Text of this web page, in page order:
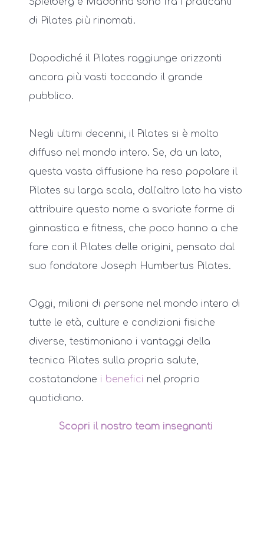
di Pilates più rinomati.
Dopodiché il Pilates raggiunge orizzonti
ancora più vasti toccando il grande
pubblico.
Negli ultimi decenni, il Pilates si è molto
diffuso nel mondo intero. Se, da un lato,
questa vasta diffusione ha reso popolare il
Pilates su larga scala, dall’altro lato ha visto
attribuire questo nome a svariate forme di
ginnastica e fitness, che poco hanno a che
fare con il Pilates delle origini, pensato dal
suo fondatore Joseph Humbertus Pilates.
Oggi, milioni di persone nel mondo intero di
tutte le età, culture e condizioni fisiche
diverse, testimoniano i vantaggi della
tecnica Pilates sulla propria salute,
costatandone i benefici nel proprio
quotidiano.
Scopri il nostro team insegnanti